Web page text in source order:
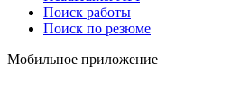
Поиск работы
Поиск по резюме
Мобильное приложение